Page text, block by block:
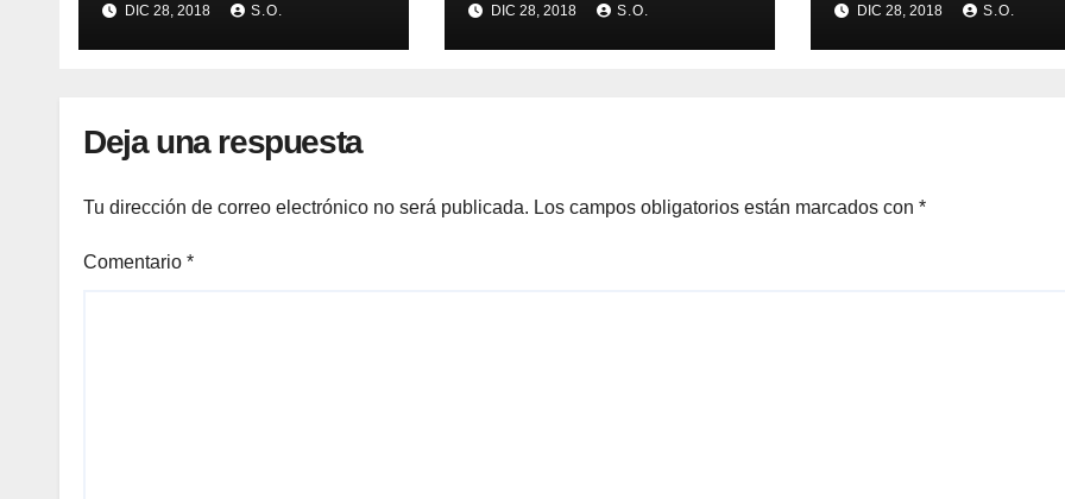
PREVENCIÓN
DIC 28, 2018 S.O.
PROCESO
ASAMBLEARIO
DIC 28, 2018 S.O.
DEL
DIC 28, 2018 S.O.
Deja una respuesta
Tu dirección de correo electrónico no será publicada. Los campos obligatorios están marcados con *
Comentario *